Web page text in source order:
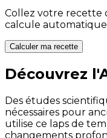
Collez votre recette
calcule
Calculer ma recette
Découvrez
Des études
nécessaires pour
utilise ce laps de
changements